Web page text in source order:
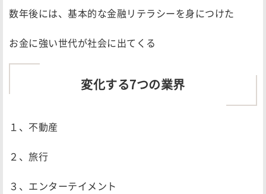
数年後には、基本的な金融リテラシーを身につけた
お金に強い世代が社会に出てくる
変化する7つの業界
１、不動産
２、旅行
３、エンターテイメント